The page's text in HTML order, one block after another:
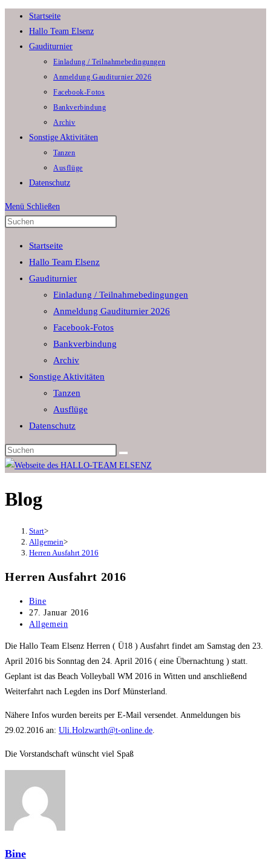
Zum
Inhalt
springen
Startseite
Hallo Team Elsenz
Gauditurnier
Einladung / Teilnahmebedingungen
Anmeldung Gauditurnier 2026
Facebook-Fotos
Bankverbindung
Archiv
Sonstige Aktivitäten
Tanzen
Ausflüge
Datenschutz
Menü Schließen
search
panel.
Startseite
Hallo Team Elsenz
Gauditurnier
Einladung / Teilnahmebedingungen
Anmeldung Gauditurnier 2026
Facebook-Fotos
Bankverbindung
Archiv
Sonstige Aktivitäten
Tanzen
Ausflüge
Datenschutz
Diese
Website
Blog
Start>
Allgemein>
Herren Ausfahrt 2016
Herren Ausfahrt 2016
Beitrags-
Autor:
Bine
Beitrag
veröffentlicht:
27. Januar 2016
Beitrags-
Allgemein
Die Hallo Team Elsenz Herren ( Ü18 ) Ausfahrt findet am Samstag den 23.
April 2016 bis Sonntag den 24. April 2016 ( eine Übernachtung ) statt.
Geplant ist das Beach Volleyball WM 2016 in Witten und anschließend
Weiterfahrt nach Legden ins Dorf Münsterland.
Nähere Infos wurden bereits per E-Mail versendet. Anmeldungen bis
29.02.2016 an: Uli.Holzwarth@t-online.de.
Die Vorstandschaft wünscht viel Spaß
Bine